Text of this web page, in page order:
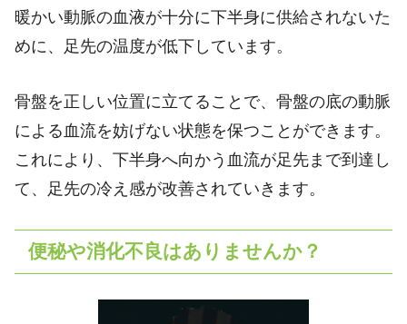
暖かい動脈の血液が十分に下半身に供給されないた
めに、足先の温度が低下しています。
骨盤を正しい位置に立てることで、骨盤の底の動脈
による血流を妨げない状態を保つことができます。
これにより、下半身へ向かう血流が足先まで到達し
て、足先の冷え感が改善されていきます。
便秘や消化不良はありませんか？